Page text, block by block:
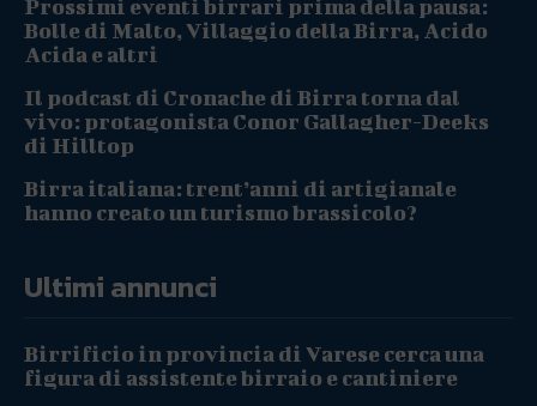
Prossimi eventi birrari prima della pausa:
Bolle di Malto, Villaggio della Birra, Acido
Acida e altri
Il podcast di Cronache di Birra torna dal
vivo: protagonista Conor Gallagher-Deeks
di Hilltop
Birra italiana: trent’anni di artigianale
hanno creato un turismo brassicolo?
Ultimi annunci
Birrificio in provincia di Varese cerca una
figura di assistente birraio e cantiniere